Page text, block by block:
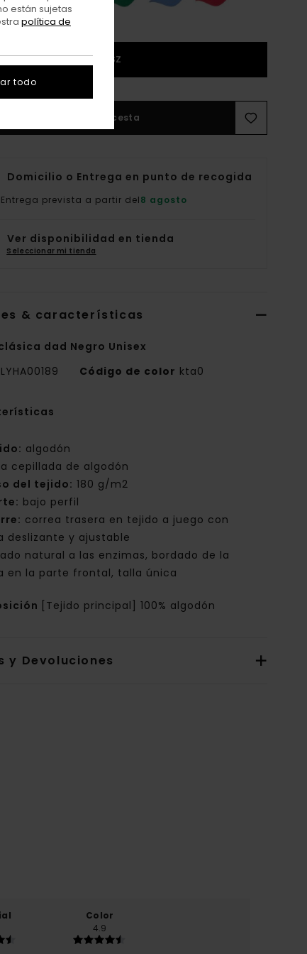
1SZ
Añadir a la cesta
Domicilio o Entrega en punto de recogida
Entrega prevista a partir del8 agosto
Ver disponibilidad en tienda
Seleccionar mi tienda
& características
dad Negro Unisex
Código de color kta0
algodón
cepillada de algodón
del tejido: 180 g/m2
bajo perfil
correa trasera en tejido a juego con
deslizante y ajustable
natural a las enzimas, bordado de la
en la parte frontal, talla única
[Tejido principal] 100% algodón
y Devoluciones
Color
4.9
están sujetas
política de
todo